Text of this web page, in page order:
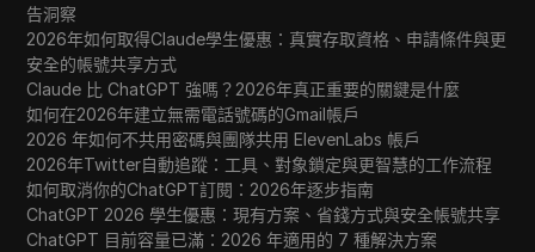
告洞察
2026年如何取得Claude學生優惠：真實存取資格、申請條件與更
安全的帳號共享方式
Claude 比 ChatGPT 強嗎？2026年真正重要的關鍵是什麼
如何在2026年建立無需電話號碼的Gmail帳戶
2026 年如何不共用密碼與團隊共用 ElevenLabs 帳戶
2026年Twitter自動追蹤：工具、對象鎖定與更智慧的工作流程
如何取消你的ChatGPT訂閱：2026年逐步指南
ChatGPT 2026 學生優惠：現有方案、省錢方式與安全帳號共享
ChatGPT 目前容量已滿：2026 年適用的 7 種解決方案